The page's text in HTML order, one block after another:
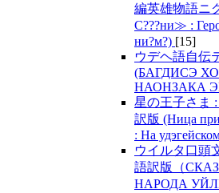
編英雄物語ニ
С???ни≫ :
ни?м?) [15]
ウデヘ語自伝
(БАГДИСЭ
НАОНЗАКА
星の王子さま
訳版 (Ница
: На
ウイルタ口頭
語訳版（
НАРОДА